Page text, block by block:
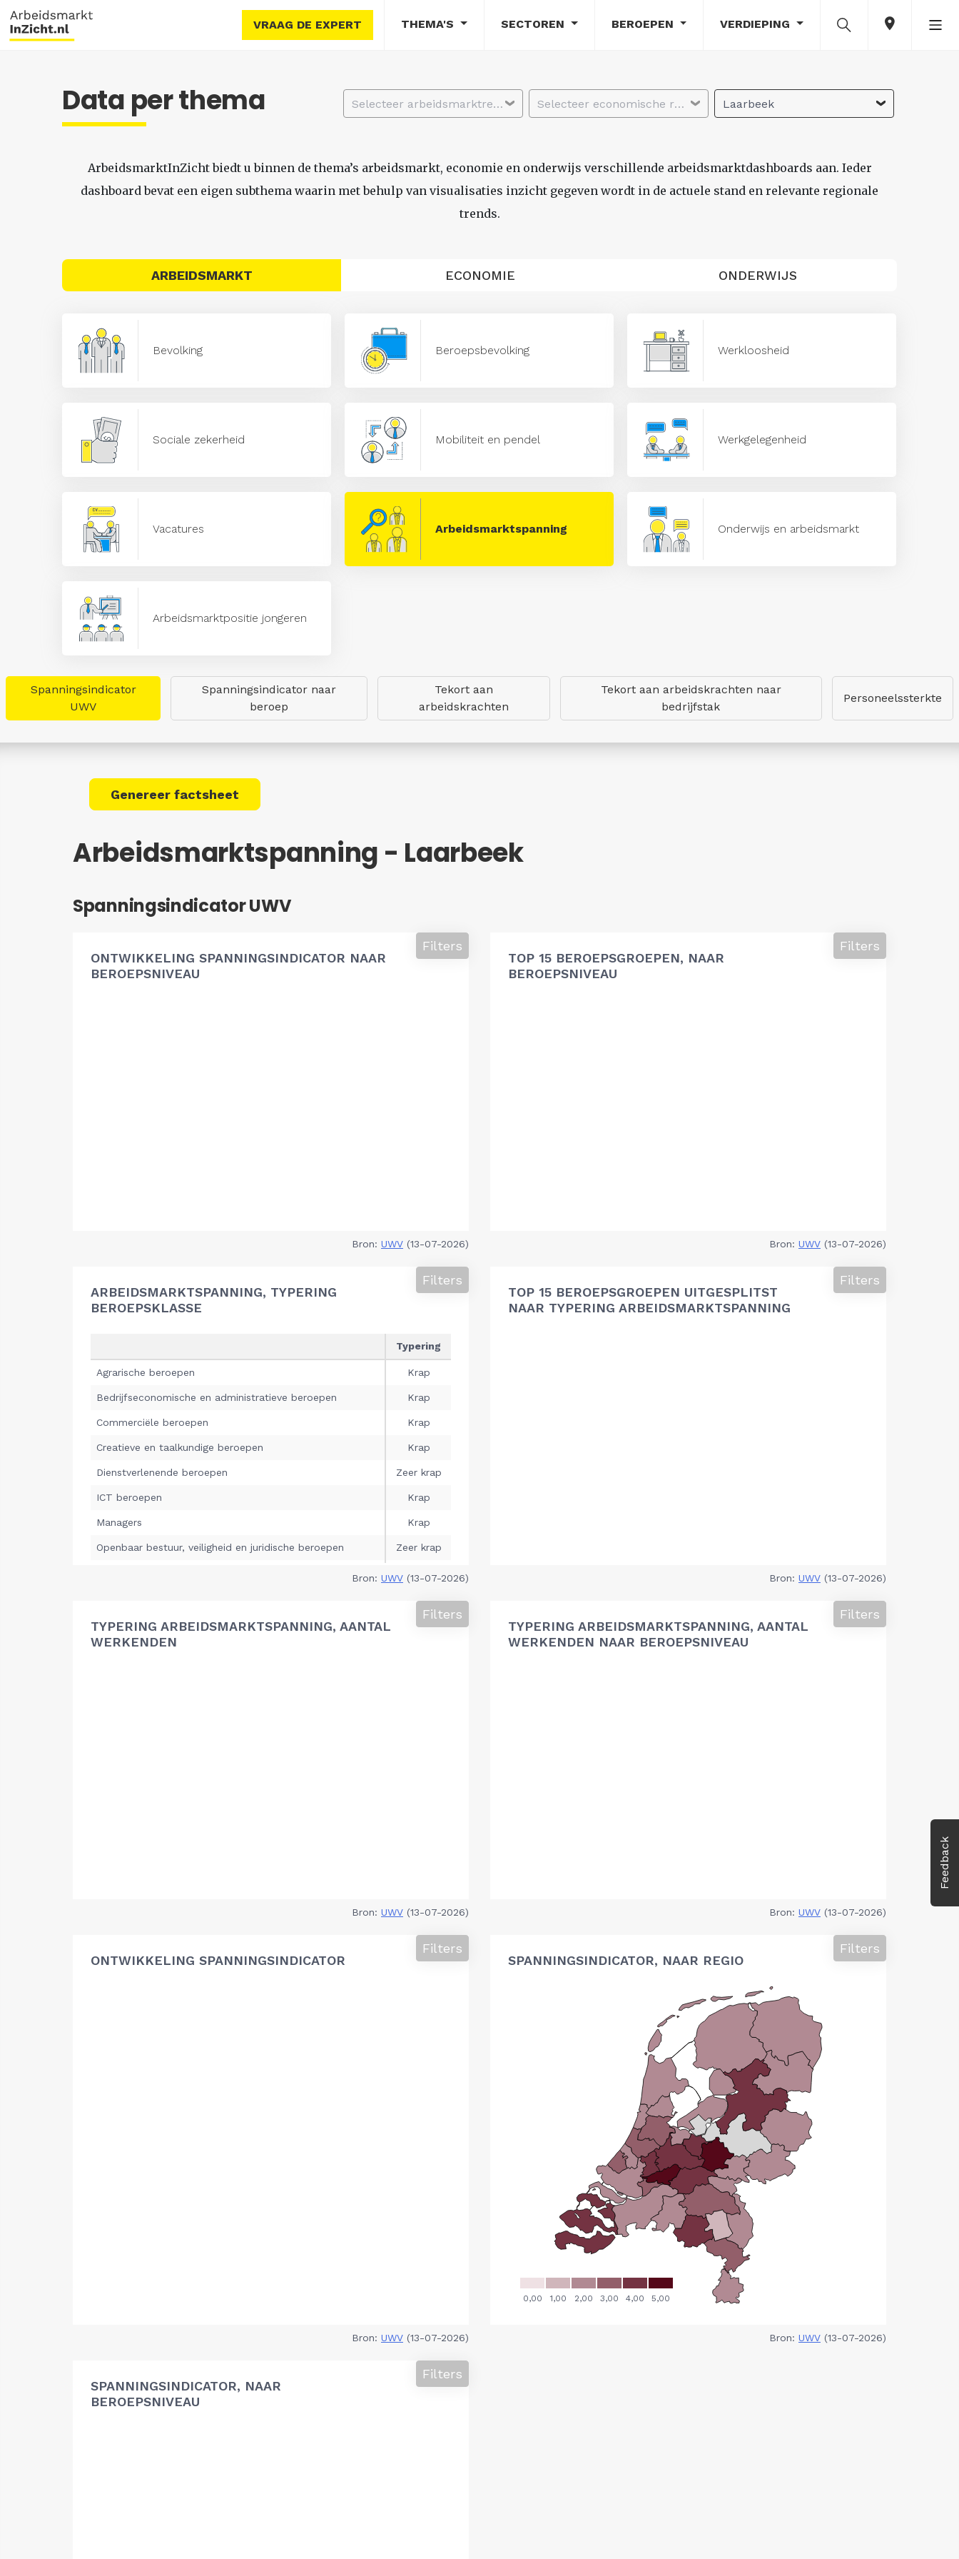
VRAAG DE EXPERT THEMA'S SECTOREN BEROEPEN VERDIEPING
Feedback
Data per thema Selecteer arbeidsmarktregio Selecteer economische regio Laarbeek
ArbeidsmarktInZicht biedt u binnen de thema’s arbeidsmarkt, economie en onderwijs verschillende arbeidsmarktdashboards aan. Ieder
dashboard bevat een eigen subthema waarin met behulp van visualisaties inzicht gegeven wordt in de actuele stand en relevante regionale
trends.
ARBEIDSMARKT ECONOMIE ONDERWIJS
Bevolking Beroepsbevolking Werkloosheid
Sociale zekerheid Mobiliteit en pendel Werkgelegenheid
Vacatures Arbeidsmarktspanning Onderwijs en arbeidsmarkt
Arbeidsmarktpositie jongeren
Spanningsindicator
UWV
Spanningsindicator naar
beroep
Tekort aan
arbeidskrachten
Tekort aan arbeidskrachten naar
bedrijfstak
Personeelssterkte
Genereer factsheet
Arbeidsmarktspanning - Laarbeek
Spanningsindicator UWV
ONTWIKKELING SPANNINGSINDICATOR NAAR
BEROEPSNIVEAU
Filters
Bron: UWV (13-07-2026)
TOP 15 BEROEPSGROEPEN, NAAR
BEROEPSNIVEAU
Filters
Bron: UWV (13-07-2026)
ARBEIDSMARKTSPANNING, TYPERING
BEROEPSKLASSE
Filters
Bron: UWV (13-07-2026)
TOP 15 BEROEPSGROEPEN UITGESPLITST
NAAR TYPERING ARBEIDSMARKTSPANNING
Filters
Bron: UWV (13-07-2026)
TYPERING ARBEIDSMARKTSPANNING, AANTAL
WERKENDEN
Filters
Bron: UWV (13-07-2026)
TYPERING ARBEIDSMARKTSPANNING, AANTAL
WERKENDEN NAAR BEROEPSNIVEAU
Filters
Bron: UWV (13-07-2026)
ONTWIKKELING SPANNINGSINDICATOR
Filters
Bron: UWV (13-07-2026)
SPANNINGSINDICATOR, NAAR REGIO
Filters
Bron: UWV (13-07-2026)
SPANNINGSINDICATOR, NAAR
BEROEPSNIVEAU
Filters